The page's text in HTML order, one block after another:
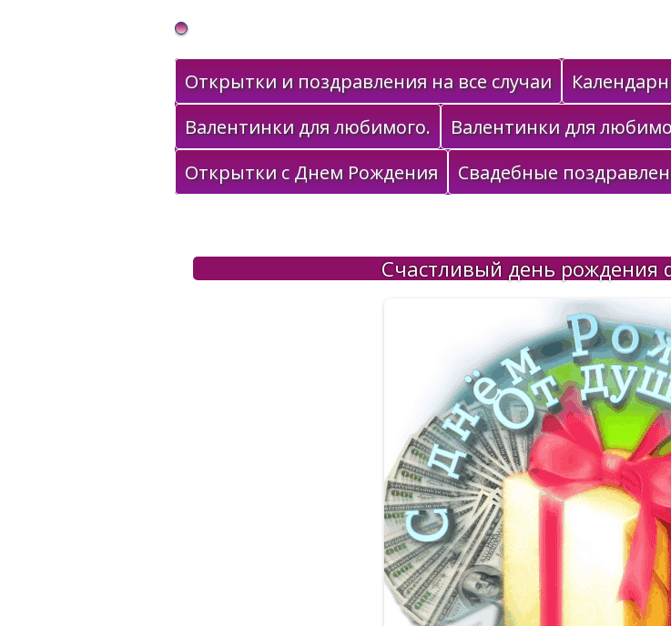
Gif Открытки в подарок
Открытки и поздравления на все случаи
Валентинки для любимого.
Валентинки для
Открытки с Днем Рождения
Свадебные
Счастливый день рождения